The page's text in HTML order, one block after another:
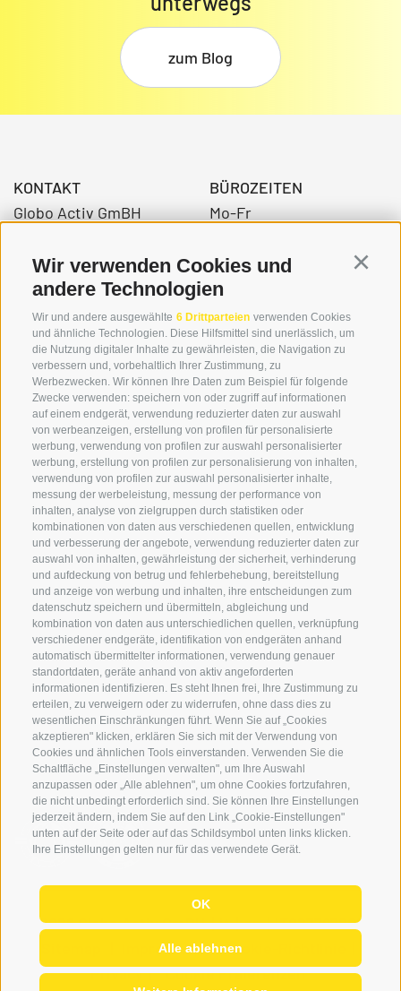
Wir verwenden Cookies und
andere Technologien
Wir und andere ausgewählte 6 Drittparteien verwenden Cookies
und ähnliche Technologien. Diese Hilfsmittel sind unerlässlich, um
die Nutzung digitaler Inhalte zu gewährleisten, die Navigation zu
verbessern und, vorbehaltlich Ihrer Zustimmung, zu
Werbezwecken. Wir können Ihre Daten zum Beispiel für folgende
Zwecke verwenden: speichern von oder zugriff auf informationen
auf einem endgerät, verwendung reduzierter daten zur auswahl
von werbeanzeigen, erstellung von profilen für personalisierte
werbung, verwendung von profilen zur auswahl personalisierter
werbung, erstellung von profilen zur personalisierung von inhalten,
verwendung von profilen zur auswahl personalisierter inhalte,
messung der werbeleistung, messung der performance von
inhalten, analyse von zielgruppen durch statistiken oder
kombinationen von daten aus verschiedenen quellen, entwicklung
und verbesserung der angebote, verwendung reduzierter daten zur
auswahl von inhalten, gewährleistung der sicherheit, verhinderung
und aufdeckung von betrug und fehlerbehebung, bereitstellung
und anzeige von werbung und inhalten, ihre entscheidungen zum
datenschutz speichern und übermitteln, abgleichung und
kombination von daten aus unterschiedlichen quellen, verknüpfung
verschiedener endgeräte, identifikation von endgeräten anhand
automatisch übermittelter informationen, verwendung genauer
standortdaten, geräte anhand von aktiv angeforderten
informationen identifizieren. Es steht Ihnen frei, Ihre Zustimmung zu
erteilen, zu verweigern oder zu widerrufen, ohne dass dies zu
wesentlichen Einschränkungen führt. Wenn Sie auf „Cookies
akzeptieren" klicken, erklären Sie sich mit der Verwendung von
Cookies und ähnlichen Tools einverstanden. Verwenden Sie die
Schaltfläche „Einstellungen verwalten", um Ihre Auswahl
anzupassen oder „Alle ablehnen", um ohne Cookies fortzufahren,
die nicht unbedingt erforderlich sind. Sie können Ihre Einstellungen
jederzeit ändern, indem Sie auf den Link „Cookie-Einstellungen"
unten auf der Seite oder auf das Schildsymbol unten links klicken.
Ihre Einstellungen gelten nur für das verwendete Gerät.
OK
Alle ablehnen
zum Blog
KONTAKT
Globo Activ GmBH
39034 Toblach
+39 0474 976139
info@globoalpin.com
BÜROZEITEN
Mo-Fr
14.00 – 17:00 Uhr
SERVICE
Kontakt
Wetter & Lawinen
FAQ & AGB
Schwierigkeitseinteilung
Reisetaschen & Dry Bag
Newsletter
Leihausrüstung
Login
Bezahlung
Partner
Pauschalreiserichtlinie
ON TOUR
Wir
Winterprogramm
Sommerprogramm
© 2026 Globo Activ GmBH | it | en | IT02778720215
Impressum | Cookie-Richtlinie
Privacy | Cookie Präferenzen